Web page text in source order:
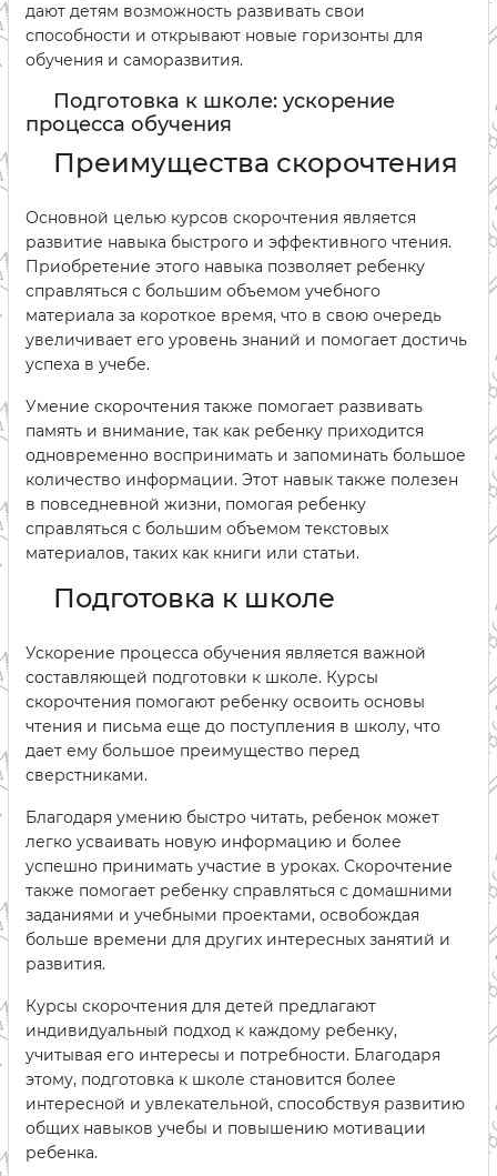
дают детям возможность развивать свои
способности и открывают новые горизонты для
обучения и саморазвития.
Подготовка к школе: ускорение
процесса обучения
Преимущества скорочтения
Основной целью курсов скорочтения является
развитие навыка быстрого и эффективного чтения.
Приобретение этого навыка позволяет ребенку
справляться с большим объемом учебного
материала за короткое время, что в свою очередь
увеличивает его уровень знаний и помогает достичь
успеха в учебе.
Умение скорочтения также помогает развивать
память и внимание, так как ребенку приходится
одновременно воспринимать и запоминать большое
количество информации. Этот навык также полезен
в повседневной жизни, помогая ребенку
справляться с большим объемом текстовых
материалов, таких как книги или статьи.
Подготовка к школе
Ускорение процесса обучения является важной
составляющей подготовки к школе. Курсы
скорочтения помогают ребенку освоить основы
чтения и письма еще до поступления в школу, что
дает ему большое преимущество перед
сверстниками.
Благодаря умению быстро читать, ребенок может
легко усваивать новую информацию и более
успешно принимать участие в уроках. Скорочтение
также помогает ребенку справляться с домашними
заданиями и учебными проектами, освобождая
больше времени для других интересных занятий и
развития.
Курсы скорочтения для детей предлагают
индивидуальный подход к каждому ребенку,
учитывая его интересы и потребности. Благодаря
этому, подготовка к школе становится более
интересной и увлекательной, способствуя развитию
общих навыков учебы и повышению мотивации
ребенка.